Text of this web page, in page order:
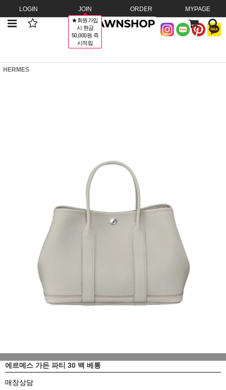
LOGIN JOIN
★회원가입
시 현금
50,000원 즉
시적립
ORDER MYPAGE
HERMES
에르메스 가든 파티 30 백 베통
매장상담